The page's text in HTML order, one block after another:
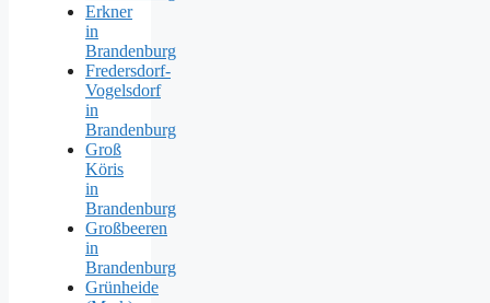
Erkner
in
Brandenburg
Fredersdorf-
Vogelsdorf
in
Brandenburg
Groß
Köris
in
Brandenburg
Großbeeren
in
Brandenburg
Grünheide